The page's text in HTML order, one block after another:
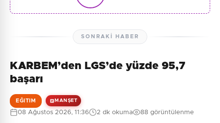
SONRAKI HABER
KARBEM’den LGS’de yüzde 95,7
başarı
EĞITIM MANŞET
08 Ağustos 2026, 11:36 2 dk okuma 88 görüntülenme